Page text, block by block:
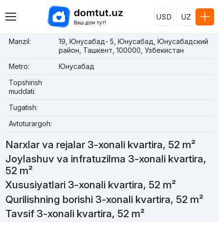
USD UZ
Manzil:
19, Юнусабад- 5, Юнусабад, Юнусабадский
район, Ташкент, 100000, Узбекистан
Metro:
Юнусабад
Topshirish
muddati:
Tugatish:
Avtoturargoh:
Narxlar va rejalar 3-xonali kvartira, 52 m²
Joylashuv va infratuzilma 3-xonali kvartira,
52 m²
Xususiyatlari 3-xonali kvartira, 52 m²
Qurilishning borishi 3-xonali kvartira, 52 m²
Tavsif 3-xonali kvartira, 52 m²